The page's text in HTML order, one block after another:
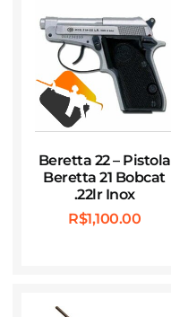
Beretta 22 – Pistola
Beretta 21 Bobcat
.22lr Inox
R$1,100.00